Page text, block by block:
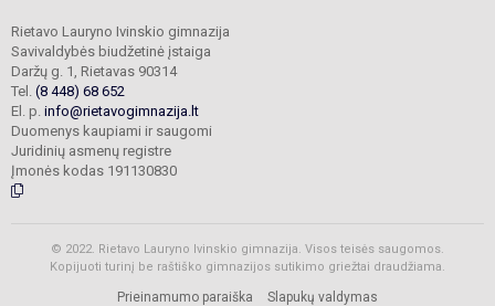
Rietavo Lauryno Ivinskio gimnazija
Savivaldybės biudžetinė įstaiga
Daržų g. 1, Rietavas 90314
Tel. (8 448) 68 652
El. p. info@rietavogimnazija.lt
Duomenys kaupiami ir saugomi
Juridinių asmenų registre
Įmonės kodas 191130830
© 2022. Rietavo Lauryno Ivinskio gimnazija. Visos teisės saugomos.
Kopijuoti turinį be raštiško gimnazijos sutikimo griežtai draudžiama.
Prieinamumo paraiška Slapukų valdymas